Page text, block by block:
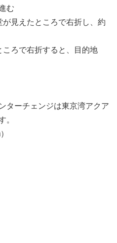
む
見えたところで右折し、約
ろで右折すると、目的地
ターチェンジは東京湾アクア
。